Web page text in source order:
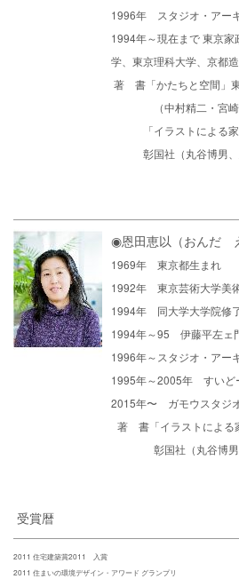
1996年 スタジオ・アー
1994年～現在まで 東京
学、東京理科大学、京都
著 書「かたちと空間」
（中村精二・宮崎
「イラストによる家
彰国社（丸谷博男、
◉恩田恵以（おんだ
1969年 東京都生まれ
1992年 東京芸術大学美
1994年 同大学大学院修
1994年～95 伊藤平左ェ
1996年～スタジオ・アー
1995年～2005年 すいど
2015年〜 ガモウスタジ
著 書「イラストによる
彰国社（丸谷博男、
受賞暦
2011 住宅建築賞2011 入賞
2011 住まいの環境デザイン・アワード グランプリ